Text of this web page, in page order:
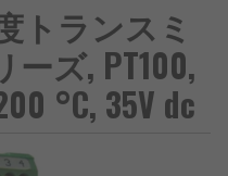
トランスミ
ーズ, PT100,
°C, 35V dc